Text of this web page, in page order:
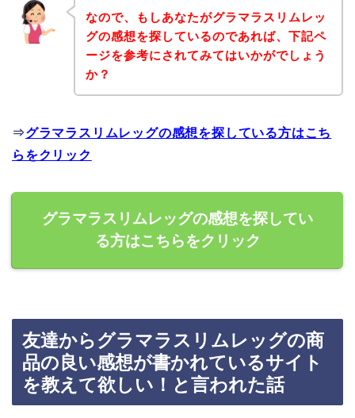
なので、もしあなたがグラマラスリムレッ
グの感想を探しているのであれば、下記ペ
ージを参考にされてみてはいかがでしょう
か？
⇒グラマラスリムレッグの感想を探している方はこち
らをクリック
グラマラスリムレッグの感想を探してい
る方はこちらをクリック
友達からグラマラスリムレッグの商
品の良い感想が書かれているサイト
を教えて欲しい！と言われた話